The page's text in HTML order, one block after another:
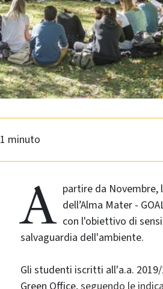
1 minuto
A partire da Novembre,
dell’Alma Mater -
con l'obiettivo di
salvaguardia dell'ambiente.
Gli studenti iscritti all'a.a.